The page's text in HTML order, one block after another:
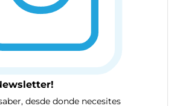
desde donde necesites